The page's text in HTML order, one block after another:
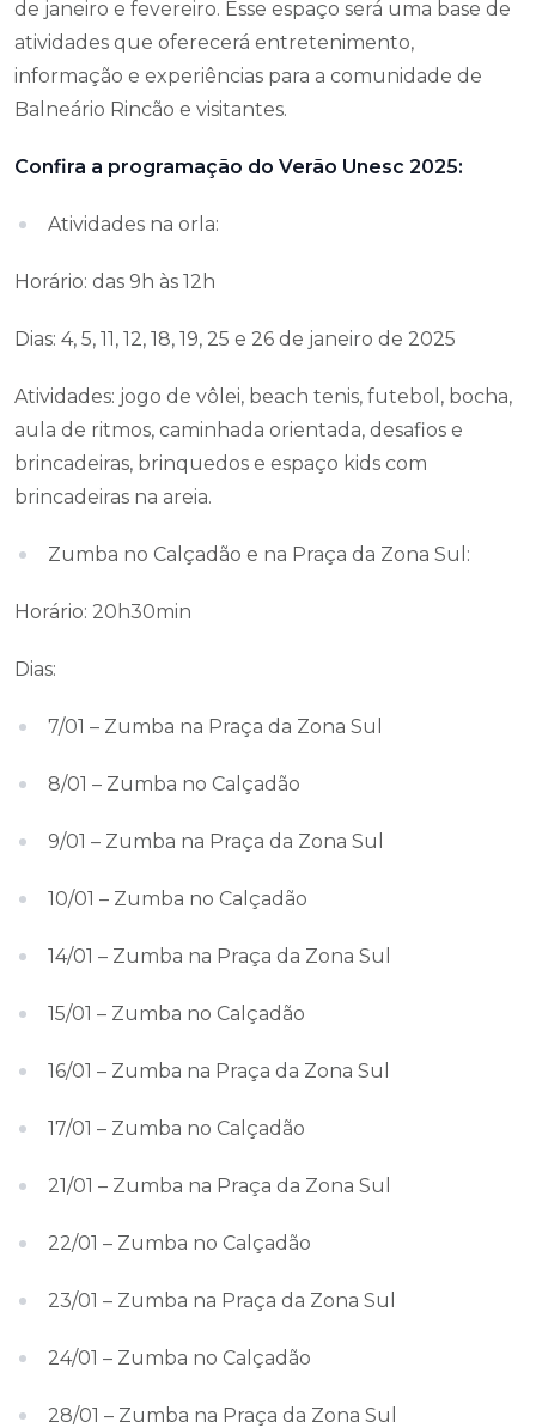
de janeiro e fevereiro. Esse espaço será uma base de
atividades que oferecerá entretenimento,
informação e experiências para a comunidade de
Balneário Rincão e visitantes.
Confira a programação do Verão Unesc 2025:
Atividades na orla:
Horário: das 9h às 12h
Dias: 4, 5, 11, 12, 18, 19, 25 e 26 de janeiro de 2025
Atividades: jogo de vôlei, beach tenis, futebol, bocha,
aula de ritmos, caminhada orientada, desafios e
brincadeiras, brinquedos e espaço kids com
brincadeiras na areia.
Zumba no Calçadão e na Praça da Zona Sul:
Horário: 20h30min
Dias:
7/01 – Zumba na Praça da Zona Sul
8/01 – Zumba no Calçadão
9/01 – Zumba na Praça da Zona Sul
10/01 – Zumba no Calçadão
14/01 – Zumba na Praça da Zona Sul
15/01 – Zumba no Calçadão
16/01 – Zumba na Praça da Zona Sul
17/01 – Zumba no Calçadão
21/01 – Zumba na Praça da Zona Sul
22/01 – Zumba no Calçadão
23/01 – Zumba na Praça da Zona Sul
24/01 – Zumba no Calçadão
28/01 – Zumba na Praça da Zona Sul